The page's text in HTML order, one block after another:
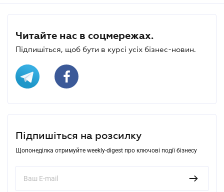
Читайте нас в соцмережах.
Підпишіться, щоб бути в курсі усіх бізнес-новин.
Підпишіться на розсилку
Щопонеділка отримуйте weekly-digest про ключові події бізнесу